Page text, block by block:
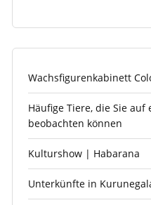
Wachsfigurenkabinett
Häufige Tiere, die Sie auf
beobachten können
Kulturshow | Habarana
Unterkünfte in